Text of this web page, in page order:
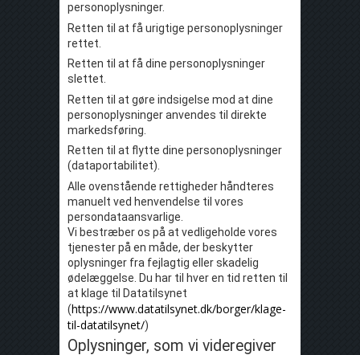
personoplysninger.
Retten til at få urigtige personoplysninger
rettet.
Retten til at få dine personoplysninger
slettet.
Retten til at gøre indsigelse mod at dine
personoplysninger anvendes til direkte
markedsføring.
Retten til at flytte dine personoplysninger
(dataportabilitet).
Alle ovenstående rettigheder håndteres
manuelt ved henvendelse til vores
persondataansvarlige.
Vi bestræber os på at vedligeholde vores
tjenester på en måde, der beskytter
oplysninger fra fejlagtig eller skadelig
ødelæggelse. Du har til hver en tid retten til
at klage til Datatilsynet
(https://www.datatilsynet.dk/borger/klage-
til-datatilsynet/)
Oplysninger, som vi videregiver